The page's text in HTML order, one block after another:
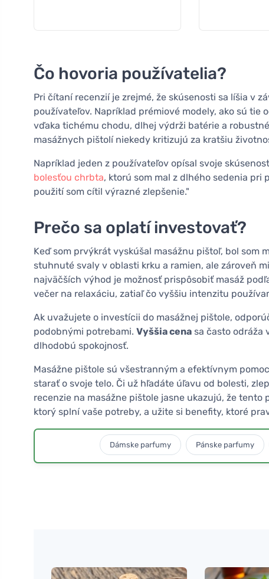
Čo hovoria používatelia?
Pri čítaní recenzií je zrejmé, že skúsenosti sa líšia v
používateľov. Napríklad prémiové modely, ako sú
vďaka tichému chodu, dlhej výdrži batérie a
masážnych pištolí niekedy kritizujú za kratšiu
Napríklad jeden z používateľov opísal svoje
bolesťou chrbta, ktorú som mal z dlhého sedenia pri
použití som cítil výrazné zlepšenie."
Prečo sa oplatí investovať?
Keď som prvýkrát vyskúšal masážnu pištoľ, bol som
stuhnuté svaly v oblasti krku a ramien, ale zároveň
najväčších výhod je možnosť prispôsobiť masáž
večer na relaxáciu, zatiaľ čo vyššiu intenzitu
Ak uvažujete o investícii do masážnej pištole,
podobnými potrebami. Vyššia cena sa často odráža
dlhodobú spokojnosť.
Masážne pištole sú všestranným a efektívnym
starať o svoje telo. Či už hľadáte úľavu od bolesti,
recenzie na masážne pištole jasne ukazujú, že
ktorý splní vaše potreby, a užite si benefity, ktoré
Dámske parfumy Pánske parfumy